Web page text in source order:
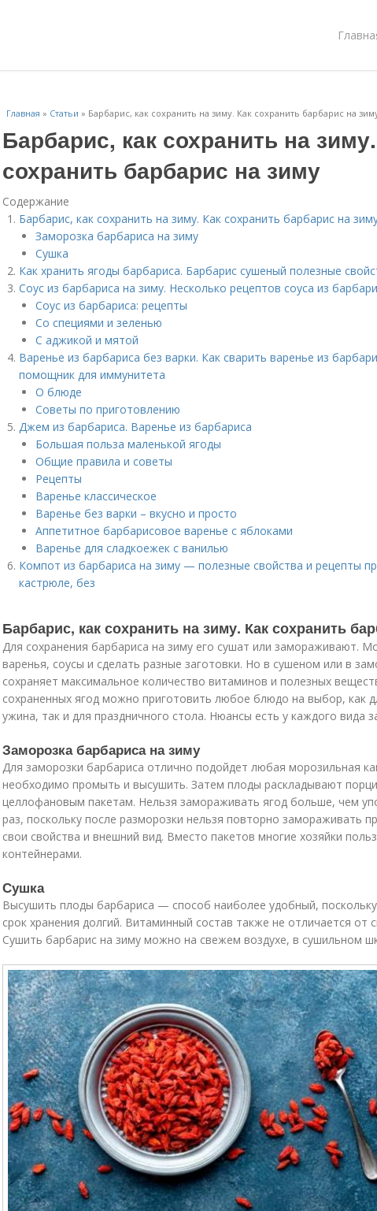
Главная » Статьи » Барбарис, как сохранить на зиму. Как сохранить барбарис на
Барбарис, как сохранить на
сохранить барбарис на зиму
Содержание
Барбарис, как сохранить на зиму. Как сохранить барбарис на
Заморозка барбариса на зиму
Сушка
Как хранить ягоды барбариса. Барбарис сушеный полезные
Соус из барбариса на зиму. Несколько рецептов соуса из
Соус из барбариса: рецепты
Со специями и зеленью
С аджикой и мятой
Варенье из барбариса без варки. Как сварить варенье из
помощник для иммунитета
О блюде
Советы по приготовлению
Джем из барбариса. Варенье из барбариса
Большая польза маленькой ягоды
Общие правила и советы
Рецепты
Варенье классическое
Варенье без варки – вкусно и просто
Аппетитное барбарисовое варенье с яблоками
Варенье для сладкоежек с ванилью
Компот из барбариса на зиму — полезные свойства и рецепты
кастрюле, без
Барбарис, как сохранить на зиму. Как сохранить
Для сохранения барбариса на зиму его сушат или замораживают.
варенья, соусы и сделать разные заготовки. Но в сушеном или в
сохраняет максимальное количество витаминов и полезных
сохраненных ягод можно приготовить любое блюдо на выбор, как
ужина, так и для праздничного стола. Нюансы есть у каждого вида
Заморозка барбариса на зиму
Для заморозки барбариса отлично подойдет любая морозильная
необходимо промыть и высушить. Затем плоды раскладывают
целлофановым пакетам. Нельзя замораживать ягод больше, чем
раз, поскольку после разморозки нельзя повторно замораживать
свои свойства и внешний вид. Вместо пакетов многие хозяйки
контейнерами.
Сушка
Высушить плоды барбариса — способ наиболее удобный,
срок хранения долгий. Витаминный состав также не отличается от
Сушить барбарис на зиму можно на свежем воздухе, в сушильном